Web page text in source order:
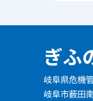
ぎふ
岐阜県危機
岐阜市薮田